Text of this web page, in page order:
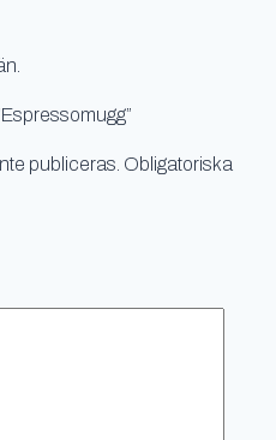
publiceras. Obligatoriska